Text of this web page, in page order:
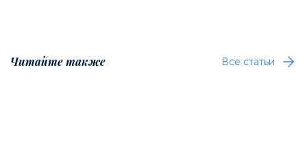
Читайте также Все статьи